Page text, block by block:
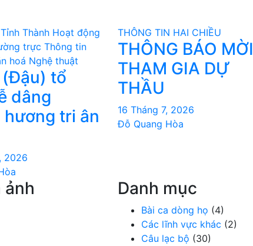
Thành Hoạt động
trực Thông tin
hoá Nghệ thuật
tổ
dâng
hương tri ân
2026
THÔNG TIN HAI CHIỀU
THÔNG BÁO MỜI
THAM GIA DỰ
THẦU
16 Tháng 7, 2026
Đỗ Quang Hòa
ảnh Danh mục
Bài ca dòng họ (4)
Các lĩnh vực khác (2)
Câu lạc bộ (30)